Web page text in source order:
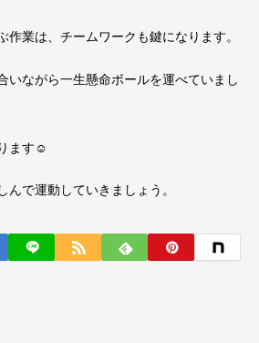
作業は、チームワークも鍵になります。
いながら一生懸命ボールを運べていまし
ます☺️
んで運動していきましょう。